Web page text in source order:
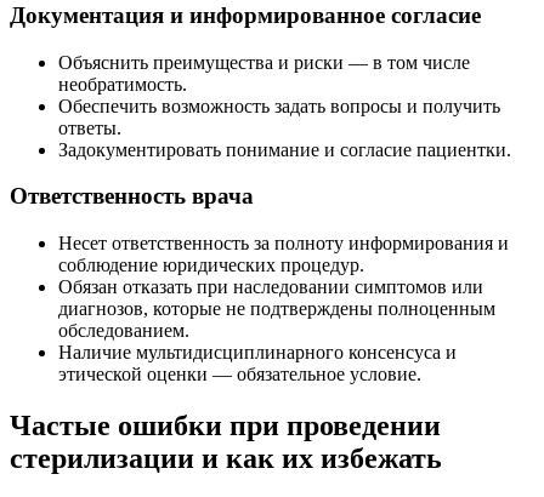
Документация и информированное согласие
Объяснить преимущества и риски — в том числе
необратимость.
Обеспечить возможность задать вопросы и получить
ответы.
Задокументировать понимание и согласие пациентки.
Ответственность врача
Несет ответственность за полноту информирования и
соблюдение юридических процедур.
Обязан отказать при наследовании симптомов или
диагнозов, которые не подтверждены полноценным
обследованием.
Наличие мультидисциплинарного консенсуса и
этической оценки — обязательное условие.
Частые ошибки при проведении
стерилизации и как их избежать